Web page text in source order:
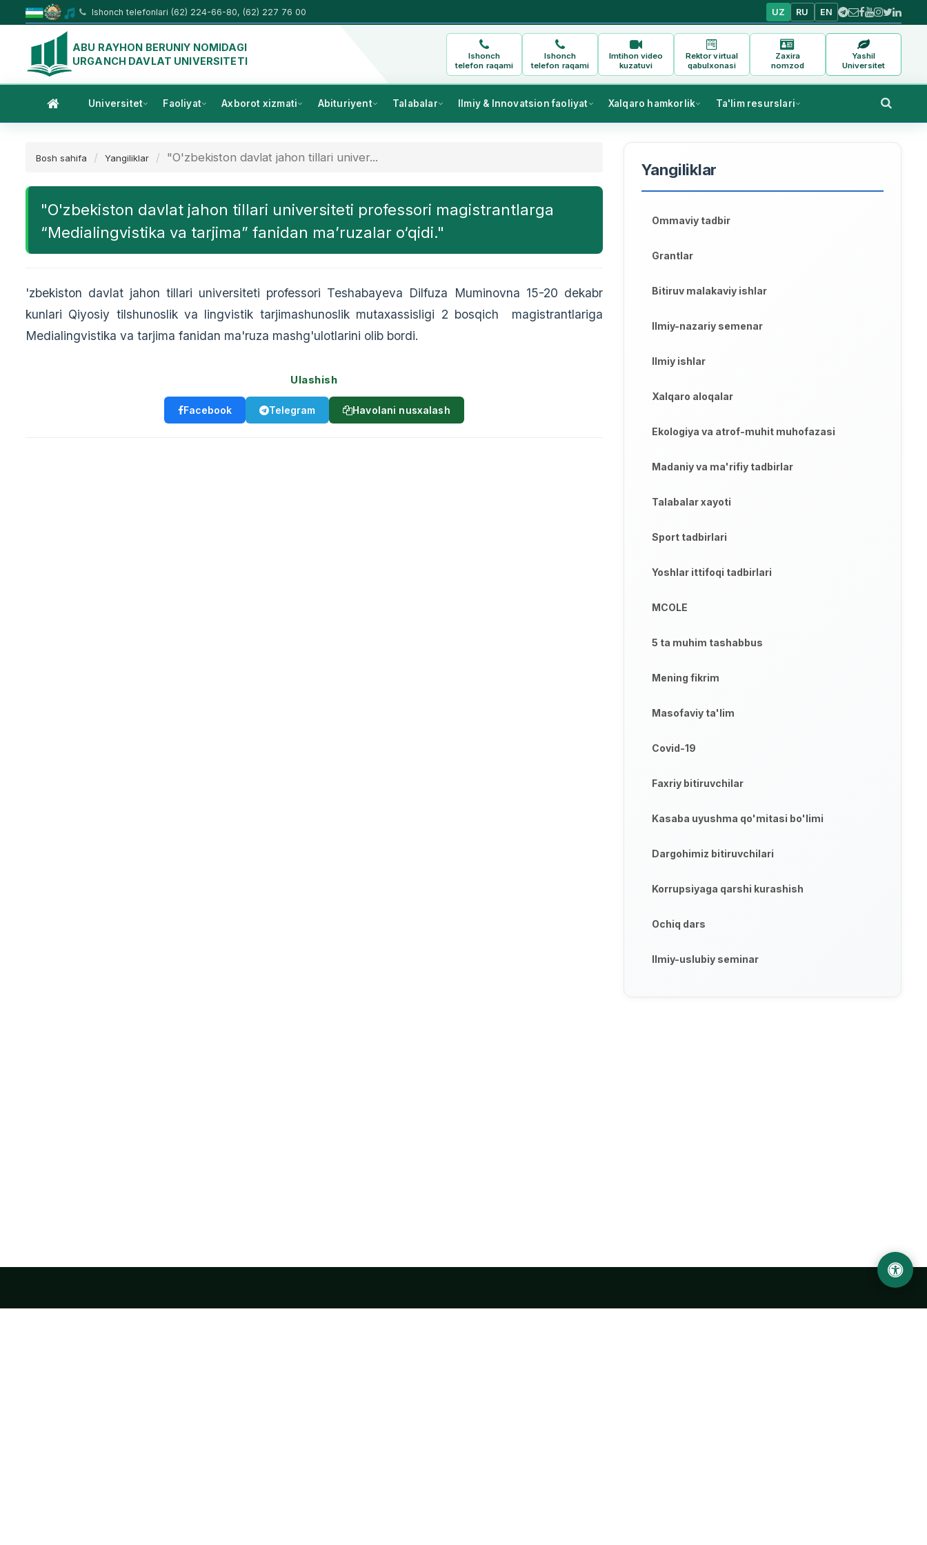
Ishonch telefonlari (62) 224-66-80, (62) 227 76 00 UZ RU EN
ABU RAYHON BERUNIY NOMIDAGI
URGANCH DAVLAT UNIVERSITETI
Ishonch
telefon raqami
Ishonch
telefon raqami
Imtihon video
kuzatuvi
Rektor virtual
qabulxonasi
Zaxira
nomzod
Yashil
Universitet
Universitet Faoliyat Axborot xizmati Abituriyent Talabalar Ilmiy & Innovatsion faoliyat Xalqaro hamkorlik Ta'lim resurslari
Bosh sahifa Yangiliklar "O'zbekiston davlat jahon tillari univer...
"O'zbekiston davlat jahon tillari universiteti professori magistrantlarga
“Medialingvistika va tarjima” fanidan ma’ruzalar o‘qidi."
'zbekiston davlat jahon tillari universiteti professori Teshabayeva Dilfuza Muminovna 15-20 dekabr
kunlari Qiyosiy tilshunoslik va lingvistik tarjimashunoslik mutaxassisligi 2 bosqich magistrantlariga
Medialingvistika va tarjima fanidan ma'ruza mashg'ulotlarini olib bordi.
Ulashish
Facebook Telegram Havolani nusxalash
Yangiliklar
Ommaviy tadbir
Grantlar
Bitiruv malakaviy ishlar
Ilmiy-nazariy semenar
Ilmiy ishlar
Xalqaro aloqalar
Ekologiya va atrof-muhit muhofazasi
Madaniy va ma'rifiy tadbirlar
Talabalar xayoti
Sport tadbirlari
Yoshlar ittifoqi tadbirlari
MCOLE
5 ta muhim tashabbus
Mening fikrim
Masofaviy ta'lim
Covid-19
Faxriy bitiruvchilar
Kasaba uyushma qo'mitasi bo'limi
Dargohimiz bitiruvchilari
Korrupsiyaga qarshi kurashish
Ochiq dars
Ilmiy-uslubiy seminar